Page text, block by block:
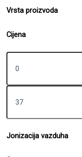
Vrsta proizvoda
Cijena
Jonizacija vazduha